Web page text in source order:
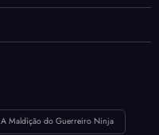
A Maldição do Guerreiro Ninja